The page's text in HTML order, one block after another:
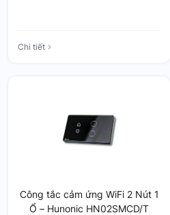
Chi tiết
Công tắc cảm ứng WiFi 2 Nút 1
Ổ – Hunonic HN02SMCD/T